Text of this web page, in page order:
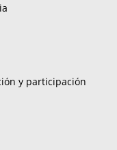
y participación